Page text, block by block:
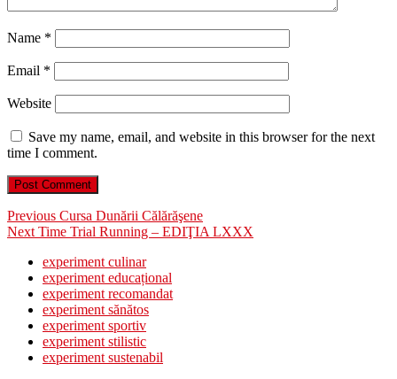
Name *
Email *
Website
Save my name, email, and website in this browser for the next
time I comment.
Post
navigation
Previous Previous
post:
Cursa Dunării Călărăşene
Next Next
Time Trial Running – EDIŢIA LXXX
experiment culinar
experiment educațional
experiment recomandat
experiment sănătos
experiment sportiv
experiment stilistic
experiment sustenabil